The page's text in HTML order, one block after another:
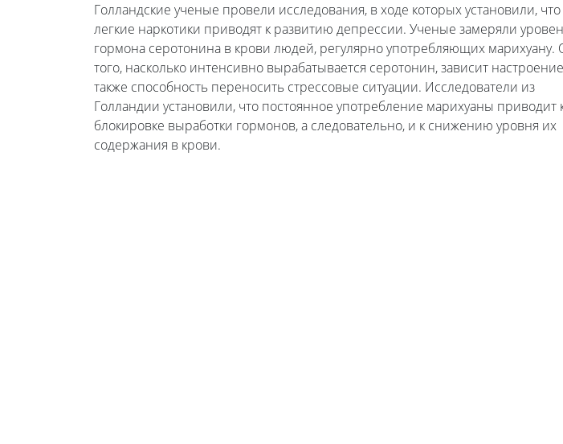
Голландские ученые провели исследования, в ходе которых установили, что
легкие наркотики приводят к развитию депрессии. Ученые замеряли
гормона серотонина в крови людей, регулярно употребляющих марихуану.
того, насколько интенсивно вырабатывается серотонин, зависит
также способность переносить стрессовые ситуации. Исследователи из
Голландии установили, что постоянное употребление марихуаны приводит
блокировке выработки гормонов, а следовательно, и к снижению уровня их
содержания в крови.